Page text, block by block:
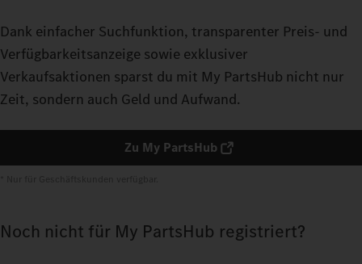
Dank einfacher Suchfunktion, transparenter Preis- und
Verfügbarkeitsanzeige sowie exklusiver
Verkaufsaktionen sparst du mit My PartsHub nicht nur
Zeit, sondern auch Geld und Aufwand.
Zu My PartsHub
Noch nicht für My PartsHub registriert?